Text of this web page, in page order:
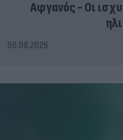
Αφγανός - Οι
06.08.2026